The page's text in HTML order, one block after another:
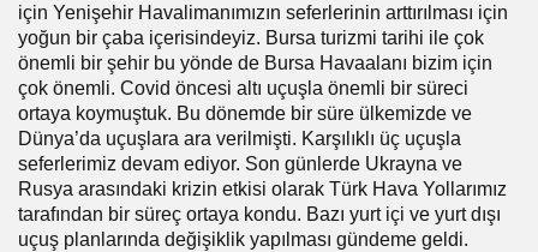
için Yenişehir Havalimanımızın seferlerinin arttırılması için
yoğun bir çaba içerisindeyiz. Bursa turizmi tarihi ile çok
önemli bir şehir bu yönde de Bursa Havaalanı bizim için
çok önemli. Covid öncesi altı uçuşla önemli bir süreci
ortaya koymuştuk. Bu dönemde bir süre ülkemizde ve
Dünya’da uçuşlara ara verilmişti. Karşılıklı üç uçuşla
seferlerimiz devam ediyor. Son günlerde Ukrayna ve
Rusya arasındaki krizin etkisi olarak Türk Hava Yollarımız
tarafından bir süreç ortaya kondu. Bazı yurt içi ve yurt dışı
uçuş planlarında değişiklik yapılması gündeme geldi.